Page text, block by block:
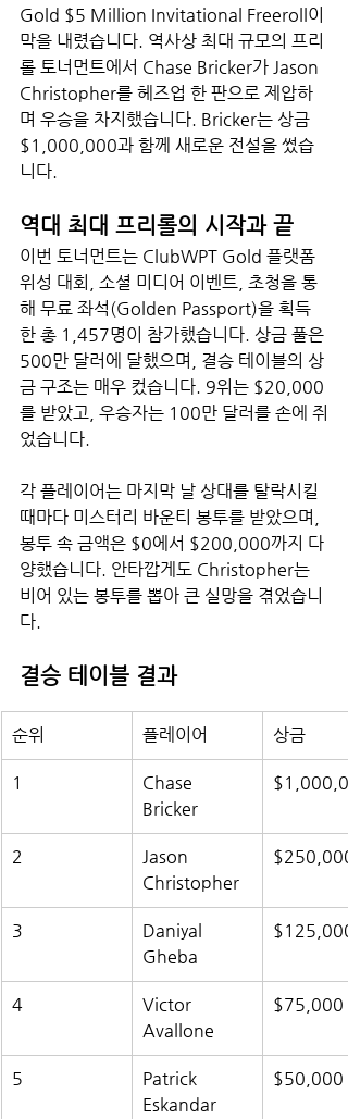
Gold $5 Million Invitational Freeroll이
막을 내렸습니다. 역사상 최대 규모의 프리
롤 토너먼트에서 Chase Bricker가 Jason
Christopher를 헤즈업 한 판으로 제압하
며 우승을 차지했습니다. Bricker는 상금
$1,000,000과 함께 새로운 전설을 썼습
니다.
역대 최대 프리롤의 시작과 끝
이번 토너먼트는 ClubWPT Gold 플랫폼
위성 대회, 소셜 미디어 이벤트, 초청을 통
해 무료 좌석(Golden Passport)을 획득
한 총 1,457명이 참가했습니다. 상금 풀은
500만 달러에 달했으며, 결승 테이블의 상
금 구조는 매우 컸습니다. 9위는 $20,000
를 받았고, 우승자는 100만 달러를 손에 쥐
었습니다.
각 플레이어는 마지막 날 상대를 탈락시킬
때마다 미스터리 바운티 봉투를 받았으며,
봉투 속 금액은 $0에서 $200,000까지 다
양했습니다. 안타깝게도 Christopher는
비어 있는 봉투를 뽑아 큰 실망을 겪었습니
다.
결승 테이블 결과
순위 플레이어 상금
1
Chase
Bricker
2
Jason
Christopher
$250,000
3
Daniyal
Gheba
$125,000
4
Victor
Avallone
$75,000
5
Patrick
Eskandar
$50,000